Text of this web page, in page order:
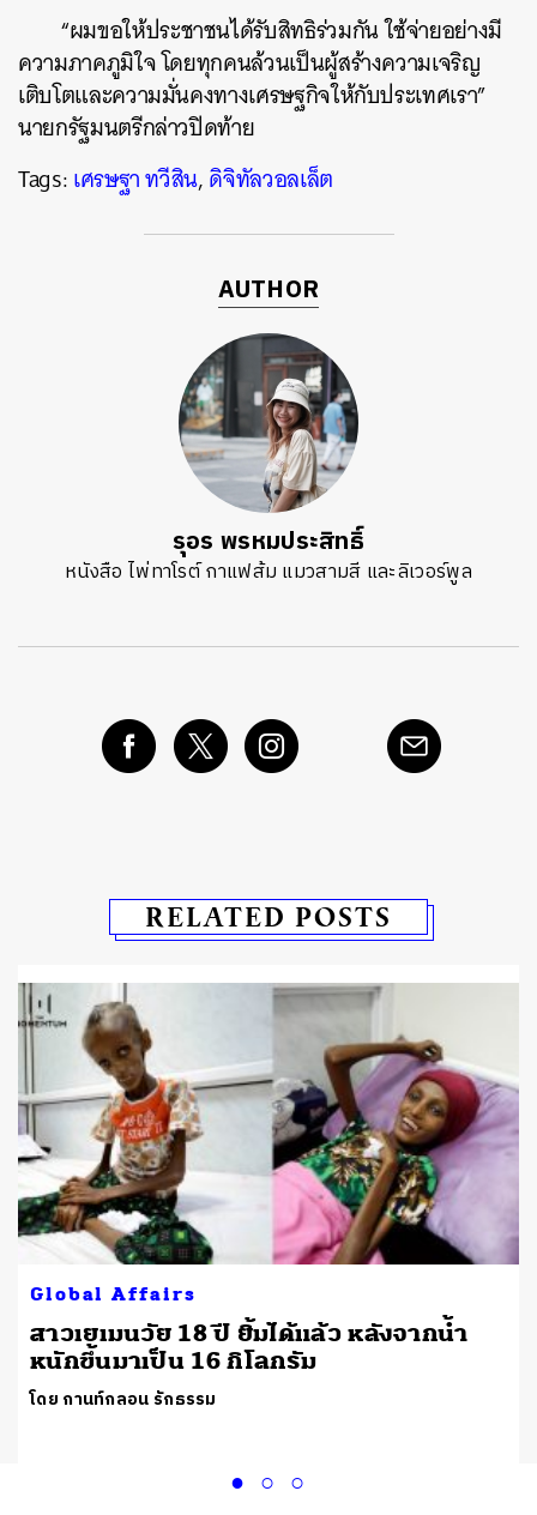
“ผมขอให้ประชาชนได้รับสิทธิร่วมกัน ใช้จ่ายอย่างมี
ความภาคภูมิใจ โดยทุกคนล้วนเป็นผู้สร้างความเจริญ
เติบโตและความมั่นคงทางเศรษฐกิจให้กับประเทศเรา”
นายกรัฐมนตรีกล่าวปิดท้าย
Tags:เศรษฐา ทวีสิน,ดิจิทัลวอลเล็ต
AUTHOR
รุอร พรหมประสิทธิ์
หนังสือ ไพ่ทาโรต์ กาแฟส้ม แมวสามสี และลิเวอร์พูล
RELATED POSTS
Global Affairs
สาวเยเมนวัย 18 ปี ยิ้มได้แล้ว หลังจากน้ำ
หนักขึ้นมาเป็น 16 กิโลกรัม
โดย กานท์กลอน รักธรรม